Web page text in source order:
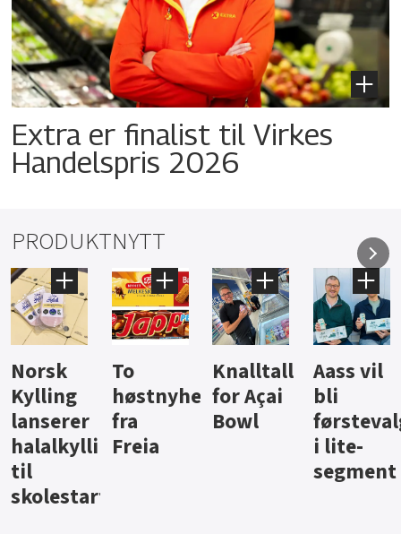
Extra er finalist til Virkes
Handelspris 2026
PRODUKTNYTT
Knalltall
for Açai
Bowl
Aass vil
bli
førstevalg
i lite-
Brus og
jus fra
Berentsen
Hard
iste fra
Hansa